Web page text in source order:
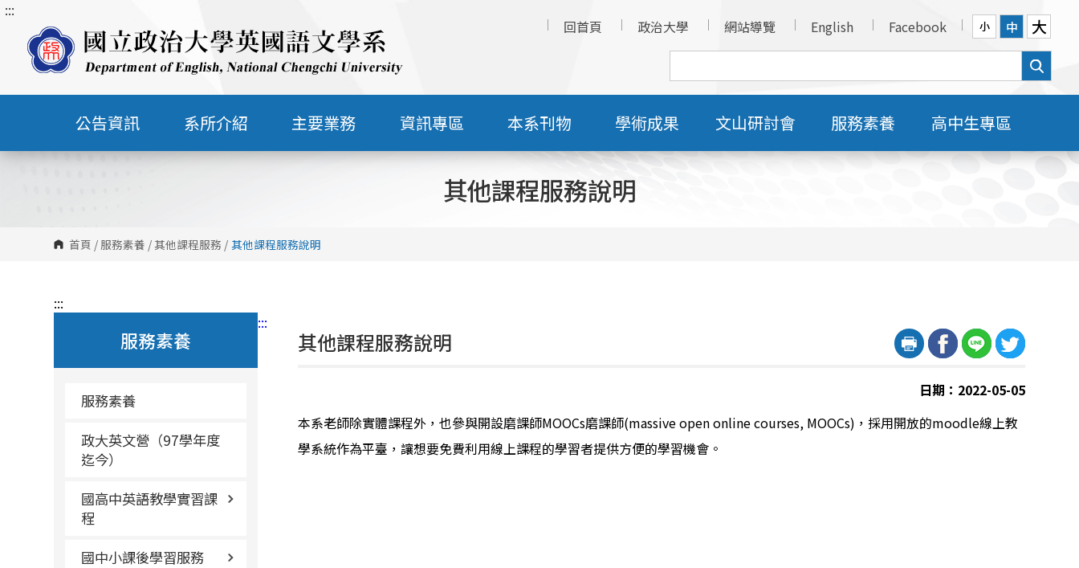
跳
內
塊
:::
回首頁
政治大學 網站導覽 English Facebook 小 中 大
公告資訊 系所介紹 主要業務 資訊專區 本系刊物 學術成果 文山研討會 服務素養 高中生專區
其他課程服務說明
首頁 / 服務素養 / 其他課程服務 / 其他課程服務說明
:::
服務素養
服務素養
政大英文營（97學年度
迄今）
國高中英語教學實習課
程
國中小課後學習服務
:::
其他課程服務說明
日期：2022-05-05
本系老師除實體課程外，也參與開設磨課師MOOCs磨課師(massive open online courses, MOOCs) ，採用開放的moodle線上教
學系統作為平臺，讓想要免費利用線上課程的學習者提供方便的學習機會。